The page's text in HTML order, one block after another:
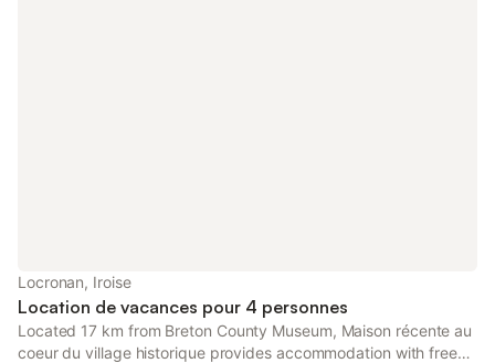
Locronan, Iroise
Location de vacances pour 4 personnes
Located 17 km from Breton County Museum, Maison récente au
coeur du village historique provides accommodation with free